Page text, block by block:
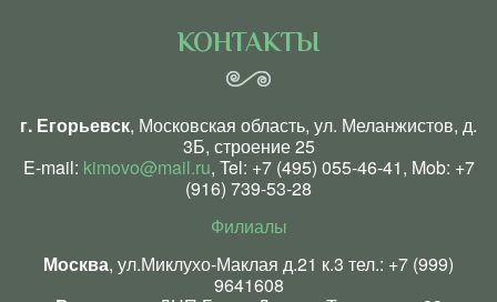
КОНТАКТЫ
г. Егорьевск, Московская область, ул. Меланжистов, д.
3Б, строение 25
E-mail: kimovo@mail.ru, Tel: +7 (495) 055-46-41, Mob: +7
(916) 739-53-28
Филиалы
Москва, ул.Миклухо-Маклая д.21 к.3 тел.: +7 (999)
9641608